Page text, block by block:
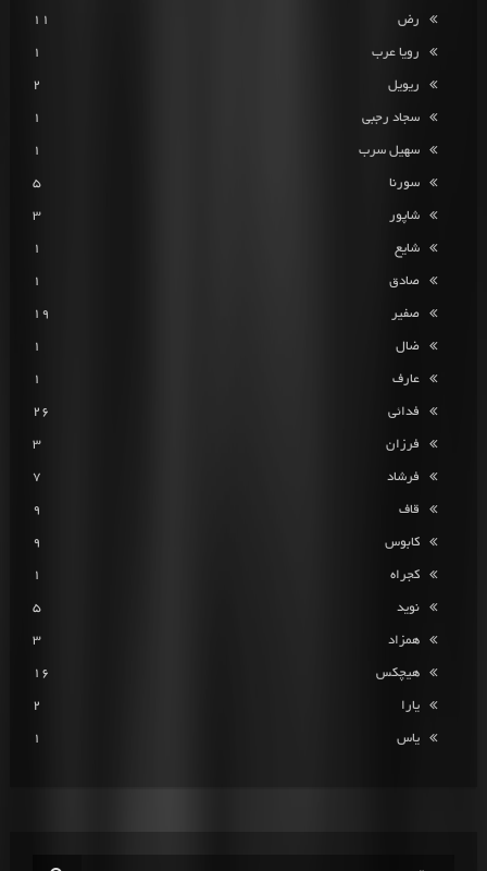
رض 11
رویا عرب 1
ریویل 2
سجاد رجبی 1
سهیل سرب 1
سورنا 5
شاپور 3
شایع 1
صادق 1
صفیر 19
ضال 1
عارف 1
فدائی 26
فرزان 3
فرشاد 7
قاف 9
کابوس 9
کجراه 1
نوید 5
همزاد 3
هیچکس 16
یارا 2
یاس 1